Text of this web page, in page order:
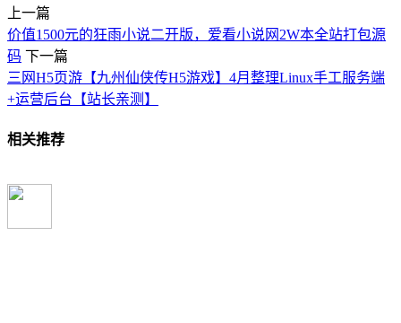
上一篇
价值1500元的狂雨小说二开版，爱看小说网2W本全站打包源
码 下一篇
三网H5页游【九州仙侠传H5游戏】4月整理Linux手工服务端
+运营后台【站长亲测】
相关推荐